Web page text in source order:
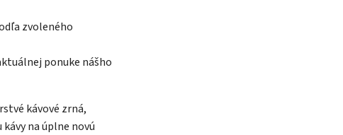
zvoleného
ponuke nášho
kávové zrná,
na úplne novú